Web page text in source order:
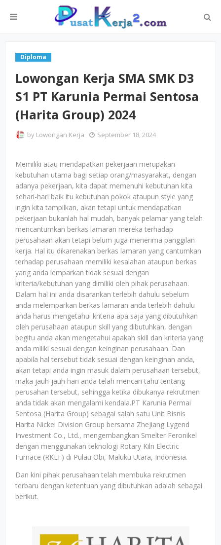
Diploma
Lowongan Kerja SMA SMK D3
S1 PT Karunia Permai Sentosa
(Harita Group) 2024
by Lowongan Kerja September 18, 2024
Memiliki atau mendapatkan pekerjaan merupakan
kebutuhan utama bagi setiap orang/masyarakat, dengan
adanya pekerjaan, kita dapat memenuhi kebutuhan kita
sehari-hari baik itu kebutuhan pokok ataupun style yang
ingin kita tampilkan, akan tetapi untuk mendapatkan
pekerjaan bukanlah hal mudah, banyak pelamar yang telah
mencantumkan berkas lamaran mereka terhadap
perusahaan akan tetapi belum juga menerima panggilan
kerja. Hal itu dikarenakan berkas lamaran yang cantumkan
terhadap perusahaan memiliki kesalahan ataupun berkas
yang anda lemparkan tidak sesuai dengan
kriteria/kebutuhan yang dimiliki oleh pihak perusahaan.
Dalam hal ini anda disarankan terlebih dahulu sebelum
anda melemparkan berkas lamaran anda terlebih dahulu
anda harus mengetahui kriteria apa saja yang dibutuhkan
oleh perusahaan ataupun skill yang dibutuhkan, dengan
begitu anda akan mengetahui apakah skill dan kriteria yang
anda miliki sesuai dengan keinginan perusahaan. Dan
apabila hal tersebut tidak sesuai dengan keinginan anda,
akan tetapi anda ingin masuk dalam perusahaan tersebut,
maka jauh-jauh hari anda telah mencari tahu tentang
perusahan tersebut, sehingga ketika dibukanya rekrutmen
anda tidak akan mengalami kendala.PT Karunia Permai
Sentosa (Harita Group) sebagai salah satu Unit Bisnis
Harita Nickel Division Group bersama Zhejiang Lygend
Investment Co., Ltd., mengembangkan Smelter Feronikel
dengan menggunakan teknologi Rotary Kiln Electric
Furnace (RKEF) di Pulau Obi, Maluku Utara, Indonesia.
Dan kini pihak perusahaan telah membuka rekrutmen
terbaru dengan ketentuan yang dibutuhkan adalah sebagai
berikut.